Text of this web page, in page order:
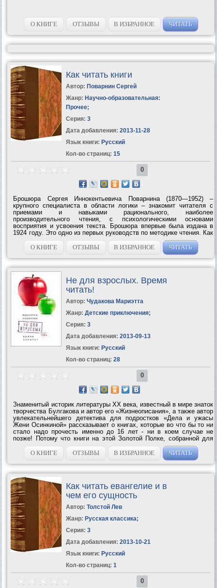
О КНИГЕ ОТЗЫВЫ В ИЗБРАННОЕ ЧИТАТЬ
Как читать книги
Автор: Поварнин Сергей
Жанр: Научно-образовательная:
Прочее;
Серия: 3
Дата добавления: 2013-11-28
Язык книги: Русский
Кол-во страниц: 15
0
Брошюра Сергея Иннокентьевича Поварнина (1870—1952) –
крупного специалиста в области логики – знакомит читателя с
приемами и навыками рационального, наиболее
производительного чтения, с психологическими основами
восприятия и усвоения текста. Брошюра впервые была издана в
1924 году. Это одно из первых руководств по методике чтения. Как
писал C. И. Пoварнин в предисловии к изданию 1924 года, – это
«краткое введение в искусство чтения»....
О КНИГЕ ОТЗЫВЫ В ИЗБРАННОЕ ЧИТАТЬ
Не для взрослых. Время
читать!
Автор: Чудакова Мариэтта
Жанр: Детские приключения;
Серия: 3
Дата добавления: 2013-09-13
Язык книги: Русский
Кол-во страниц: 28
0
Знаменитый историк литературы ХХ века, известный в мире знаток
творчества Булгакова и автор его «Жизнеописания», а также автор
увлекательнейшего детектива для подростков «Дела и ужасы
Жени Осинкиной» рассказывает о книгах, которые во что бы то ни
стало надо прочесть именно до 16 лет - ни в коем случае не
позже! Потому что книги на этой Золотой Полке, собранной для
вас Мариэттой Чудаковой, так хитро написаны, что если вы
опоздаете и...
О КНИГЕ ОТЗЫВЫ В ИЗБРАННОЕ ЧИТАТЬ
Как читать евангелие и в
чем его сущность
Автор: Толстой Лев
Жанр: Русская классика;
Серия: 3
Дата добавления: 2013-10-21
Язык книги: Русский
Кол-во страниц: 1
0